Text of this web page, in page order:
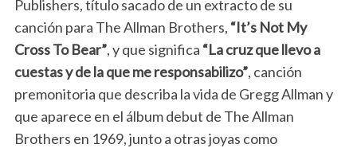
Publishers, título sacado de un extracto de su
canción para The Allman Brothers, “It’s Not My
Cross To Bear”, y que significa “La cruz que llevo a
cuestas y de la que me responsabilizo”, canción
premonitoria que describa la vida de Gregg Allman y
que aparece en el álbum debut de The Allman
Brothers en 1969, junto a otras joyas como